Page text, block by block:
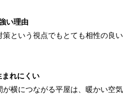
い理由
という視点でもとても相性の良い
れにくい
が横につながる平屋は、暖かい空気